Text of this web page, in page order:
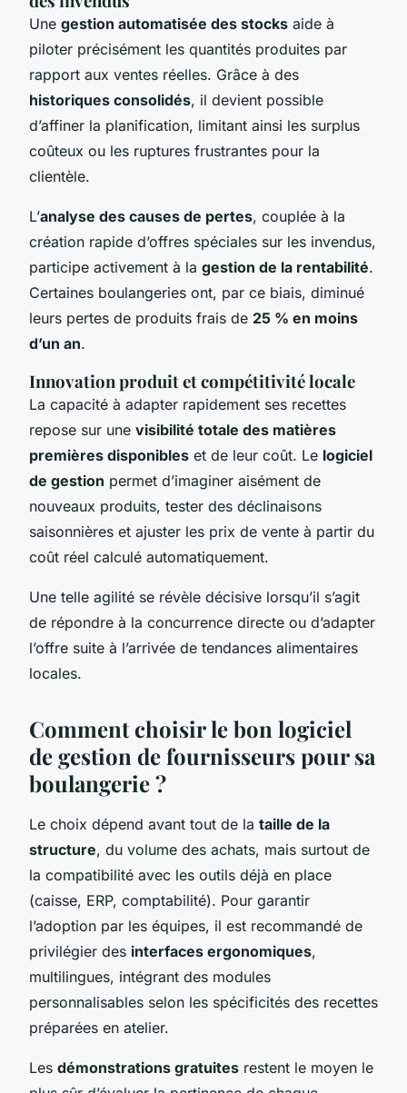
Une gestion automatisée des stocks aide à
piloter précisément les quantités produites par
rapport aux ventes réelles. Grâce à des
historiques consolidés, il devient possible
d’affiner la planification, limitant ainsi les surplus
coûteux ou les ruptures frustrantes pour la
clientèle.
L’analyse des causes de pertes, couplée à la
création rapide d’offres spéciales sur les invendus,
participe activement à la gestion de la rentabilité.
Certaines boulangeries ont, par ce biais, diminué
leurs pertes de produits frais de 25 % en moins
d’un an.
Innovation produit et compétitivité locale
La capacité à adapter rapidement ses recettes
repose sur une visibilité totale des matières
premières disponibles et de leur coût. Le logiciel
de gestion permet d’imaginer aisément de
nouveaux produits, tester des déclinaisons
saisonnières et ajuster les prix de vente à partir du
coût réel calculé automatiquement.
Une telle agilité se révèle décisive lorsqu’il s’agit
de répondre à la concurrence directe ou d’adapter
l’offre suite à l’arrivée de tendances alimentaires
locales.
Comment choisir le bon logiciel
de gestion de fournisseurs pour sa
boulangerie ?
Le choix dépend avant tout de la taille de la
structure, du volume des achats, mais surtout de
la compatibilité avec les outils déjà en place
(caisse, ERP, comptabilité). Pour garantir
l’adoption par les équipes, il est recommandé de
privilégier des interfaces ergonomiques,
multilingues, intégrant des modules
personnalisables selon les spécificités des recettes
préparées en atelier.
Les démonstrations gratuites restent le moyen le